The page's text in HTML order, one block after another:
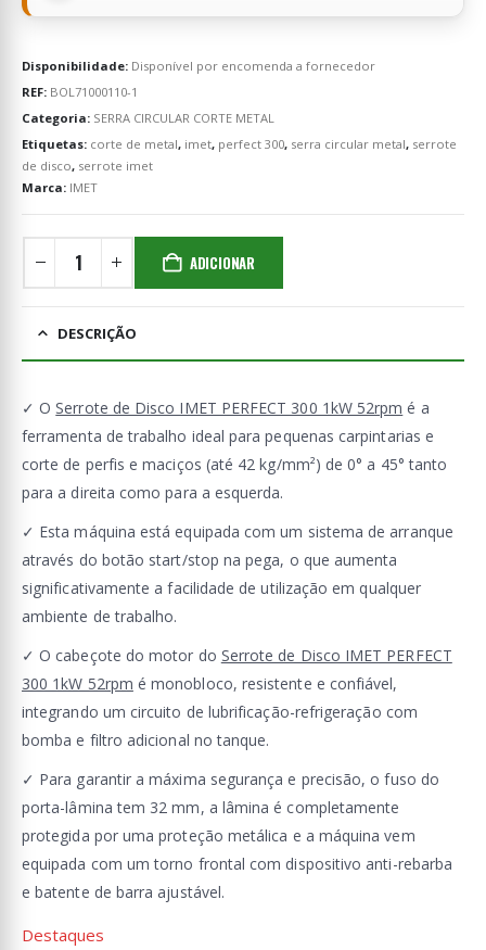
Disponibilidade: Disponível por encomenda a fornecedor
REF: BOL71000110-1
Categoria: SERRA CIRCULAR CORTE METAL
Etiquetas: corte de metal, imet, perfect 300, serra circular metal, serrote
de disco, serrote imet
Marca: IMET
ADICIONAR
DESCRIÇÃO
✓ OSerrote de Disco IMET PERFECT 300 1kW 52rpm é a
ferramenta de trabalho ideal para pequenas carpintarias e
corte de perfis e maciços (até 42 kg/mm²) de 0° a 45° tanto
para a direita como para a esquerda.
✓ Esta máquina está equipada com um sistema de arranque
através do botão start/stop na pega, o que aumenta
significativamente a facilidade de utilização em qualquer
ambiente de trabalho.
✓ O cabeçote do motor do Serrote de Disco IMET PERFECT
300 1kW 52rpm é monobloco, resistente e confiável,
integrando um circuito de lubrificação-refrigeração com
bomba e filtro adicional no tanque.
✓ Para garantir a máxima segurança e precisão, o fuso do
porta-lâmina tem 32 mm, a lâmina é completamente
protegida por uma proteção metálica e a máquina vem
equipada com um torno frontal com dispositivo anti-rebarba
e batente de barra ajustável.
Destaques